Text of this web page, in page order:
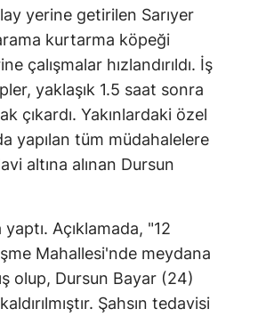
yerine getirilen Sarıyer
kurtarma köpeği
çalışmalar hızlandırıldı. İş
yaklaşık 1.5 saat sonra
çıkardı. Yakınlardaki özel
yapılan tüm müdahalelere
altına alınan Dursun
Açıklamada, "12
Mahallesi'nde meydana
olup, Dursun Bayar (24)
Şahsın tedavisi